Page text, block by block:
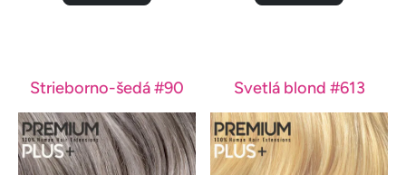
Strieborno-šedá #90 Svetlá blond #613